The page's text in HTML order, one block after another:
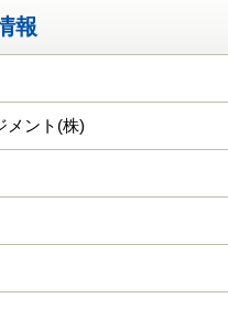
報
メント(株)